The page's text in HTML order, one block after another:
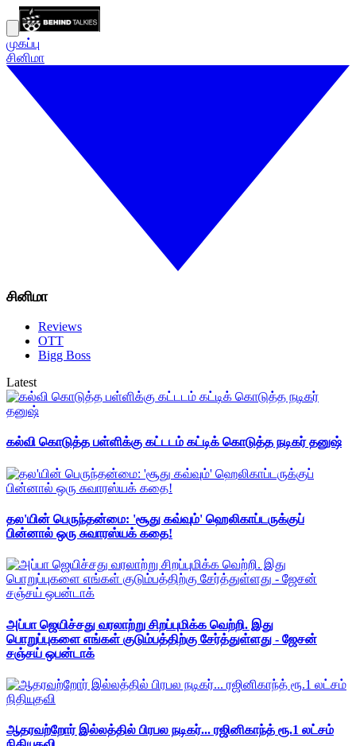
முகப்பு
சினிமா
சினிமா
Reviews
OTT
Bigg Boss
Latest
கல்வி கொடுத்த பள்ளிக்கு கட்டடம் கட்டிக் கொடுத்த நடிகர் தனுஷ்
தல'யின் பெருந்தன்மை: 'சூது கவ்வும்' ஹெலிகாப்டருக்குப்
பின்னால் ஒரு சுவாரஸ்யக் கதை!
அப்பா ஜெயிச்சது வரலாற்று சிறப்புமிக்க வெற்றி. இது
பொறுப்புகளை எங்கள் குடும்பத்திற்கு சேர்த்துள்ளது - ஜேசன்
சஞ்சய் ஒபன்டாக்
ஆதரவற்றோர் இல்லத்தில் பிரபல நடிகர்... ரஜினிகாந்த் ரூ.1 லட்சம்